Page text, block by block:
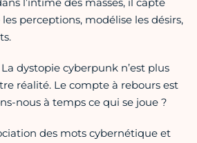
l’intime des masses, il capte
perceptions, modélise les désirs,
dystopie cyberpunk n’est plus
réalité. Le compte à rebours est
nous à temps ce qui se joue ?
des mots cybernétique et